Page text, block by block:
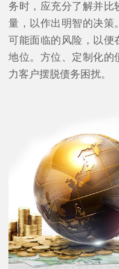
务时，应充分了解并比
量，以作出明智的决策
可能面临的风险，以便
地位。方位、定制化的
力客户摆脱债务困扰。